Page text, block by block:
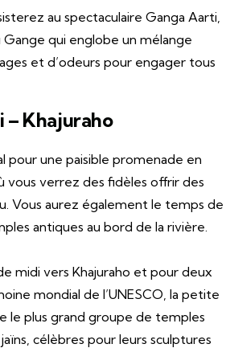
au spectaculaire Ganga Aarti,
qui englobe un mélange
et d’odeurs pour engager tous
– Khajuraho
pour une paisible promenade en
vous verrez des fidèles offrir des
Vous aurez également le temps de
antiques au bord de la rivière.
midi vers Khajuraho et pour deux
mondial de l’UNESCO, la petite
le plus grand groupe de temples
célèbres pour leurs sculptures